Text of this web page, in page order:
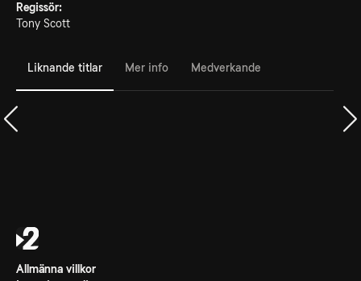
Regissör:
Tony Scott
Liknande titlar Mer info Medverkande
Allmänna villkor